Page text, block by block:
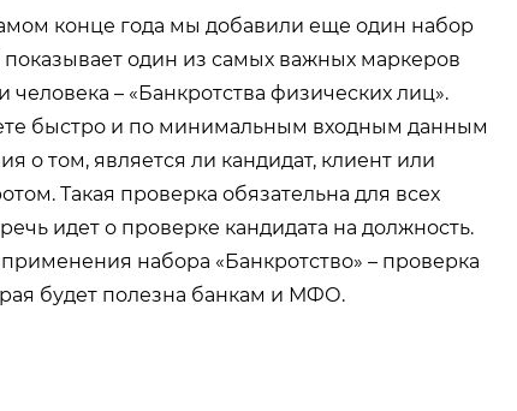
конце года мы добавили еще один набор
один из самых важных маркеров
человека – «Банкротства физических лиц».
быстро и по минимальным входным данным
о том, является ли кандидат, клиент или
Такая проверка обязательна для всех
идет о проверке кандидата на должность.
набора «Банкротство» – проверка
будет полезна банкам и МФО.